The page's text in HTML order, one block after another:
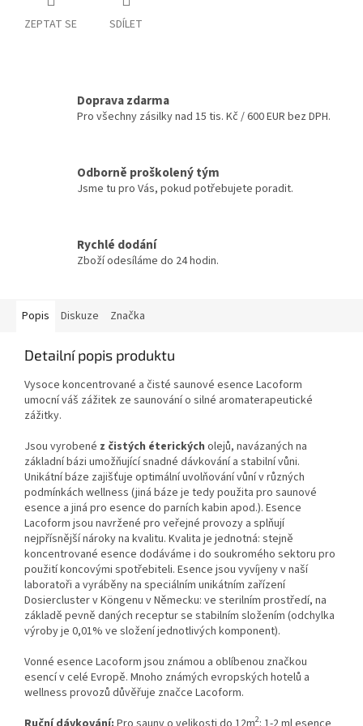
ZEPTAT SE SDÍLET
Doprava zdarma
Pro všechny zásilky nad 15 tis. Kč / 600 EUR bez DPH.
Odborně proškolený tým
Jsme tu pro Vás, pokud potřebujete poradit.
Rychlé dodání
Zboží odesíláme do 24 hodin.
Popis Diskuze Značka
Detailní popis produktu
Vysoce koncentrované a čisté saunové esence Lacoform
umocní váš zážitek ze saunování o silné aromaterapeutické
zážitky.
Jsou vyrobené z čistých éterických olejů, navázaných na
základní bázi umožňující snadné dávkování a stabilní vůni.
Unikátní báze zajišťuje optimální uvolňování vůní v různých
podmínkách wellness (jiná báze je tedy použita pro saunové
esence a jiná pro esence do parních kabin apod.). Esence
Lacoform jsou navržené pro veřejné provozy a splňují
nejpřísnější nároky na kvalitu. Kvalita je jednotná: stejně
koncentrované esence dodáváme i do soukromého sektoru pro
použití koncovými spotřebiteli. Esence jsou vyvíjeny v naší
laboratoři a vyráběny na speciálním unikátním zařízení
Dosiercluster v Köngenu v Německu: ve sterilním prostředí, na
základě pevně daných receptur se stabilním složením (odchylka
výroby je 0,01% ve složení jednotlivých komponent).
Vonné esence Lacoform jsou známou a oblíbenou značkou
esencí v celé Evropě. Mnoho známých evropských hotelů a
wellness provozů důvěřuje značce Lacoform.
2